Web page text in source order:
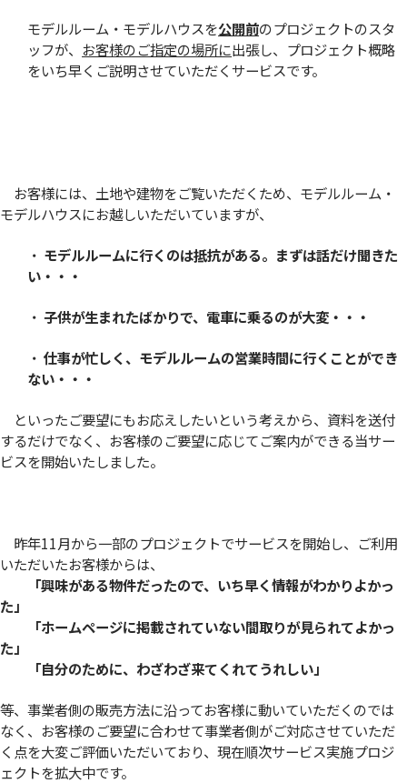
モデルルーム・モデルハウスを公開前のプロジェクトのスタ
ッフが、 お客様のご指定の場所に出張し、プロジェクト概略
をいち早くご説明させていただくサービスです。
お客様には、土地や建物をご覧いただくため、モデルルーム・
モデルハウスにお越しいただいていますが、
・ モデルルームに行くのは抵抗がある。まずは話だけ聞きた
い・・・
・ 子供が生まれたばかりで、電車に乗るのが大変・・・
・ 仕事が忙しく、モデルルームの営業時間に行くことができ
ない・・・
といったご要望にもお応えしたいという考えから、資料を送付
するだけでなく、お客様のご要望に応じてご案内ができる当サー
ビスを開始いたしました。
昨年11月から一部のプロジェクトでサービスを開始し、ご利用
いただいたお客様からは、
「興味がある物件だったので、いち早く情報がわかりよかっ
た」
「ホームページに掲載されていない間取りが見られてよかっ
た」
「自分のために、わざわざ来てくれてうれしい」
等、事業者側の販売方法に沿ってお客様に動いていただくのでは
なく、お客様のご要望に合わせて事業者側がご対応させていただ
く点を大変ご評価いただいており、現在順次サービス実施プロジ
ェクトを拡大中です。